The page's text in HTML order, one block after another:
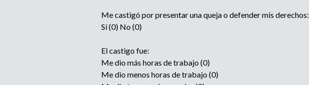
Me castigó por presentar una queja o defender mis derechos:
Sí (0) No (0)
El castigo fue:
Me dio más horas de trabajo (0)
Me dio menos horas de trabajo (0)